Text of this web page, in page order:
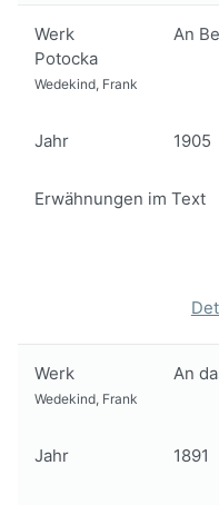
Werk
An
Potocka
Wedekind, Frank
Jahr 1905
Erwähnungen im Text
Werk An
Wedekind, Frank
Jahr 1891